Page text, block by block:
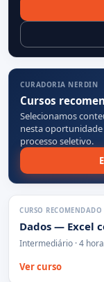
CURADORIA NERDIN
Cursos
Selecionamos
nesta oportunidade
processo seletivo.
CURSO RECOMENDADO
Dados — Excel
Intermediário · 4
Ver curso